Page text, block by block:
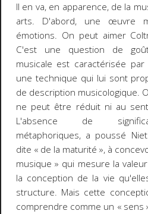
Il en va, en apparence, de la
arts. D'abord, une œuvre
émotions. On peut aimer
C'est une question de
musicale est caractérisée
une technique qui lui sont
de description musicologique.
ne peut être réduit ni au
L'absence de
métaphoriques, a poussé
dite « de la maturité », à
musique » qui mesure la
la conception de la vie
structure. Mais cette
comprendre comme un « sens